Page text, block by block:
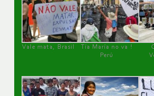
Vale mata, Brasil
Tía María no va !
Perú